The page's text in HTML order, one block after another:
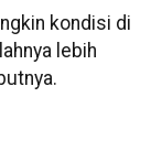
kondisi di
lebih